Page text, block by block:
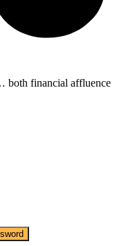
both financial affluence